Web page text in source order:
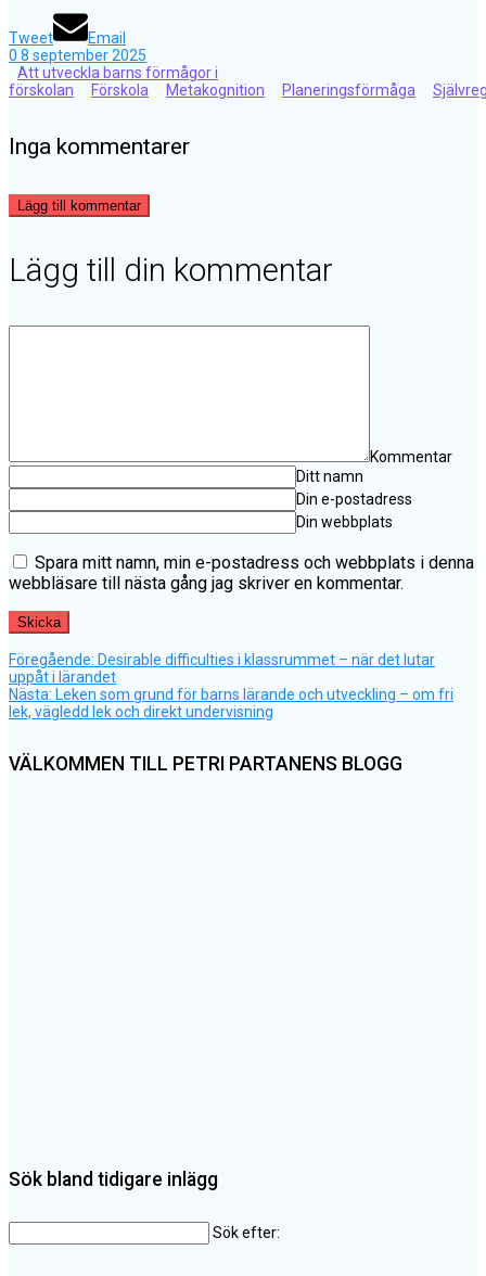
Tweet
Email
0 8 september 2025
Att utveckla barns förmågor i
förskolan
Förskola Metakognition Planeringsförmåga
Inga kommentarer
Lägg till kommentar
Lägg till din kommentar
Kommentar
Ditt namn
Din e-postadress
Din webbplats
Spara mitt namn, min e-postadress och webbplats i denna
webbläsare till nästa gång jag skriver en kommentar.
Inläggsnavigering
Föregående: Föregående
inlägg:
Desirable difficulties i klassrummet – när det lutar
uppåt i lärandet
Nästa: Nästa
inlägg:
Leken som grund för barns lärande och utveckling – om fri
lek, vägledd lek och direkt undervisning
VÄLKOMMEN TILL PETRI PARTANENS BLOGG
Sök bland tidigare inlägg
Sök efter: